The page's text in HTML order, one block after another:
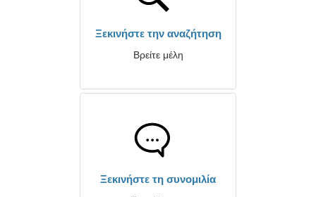
Ξεκινήστε την αναζήτηση
Βρείτε μέλη
Ξεκινήστε τη συνομιλία